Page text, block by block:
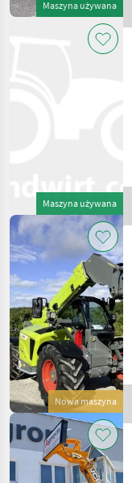
Maszyna używana
Maszyna używana
Nowa maszyna